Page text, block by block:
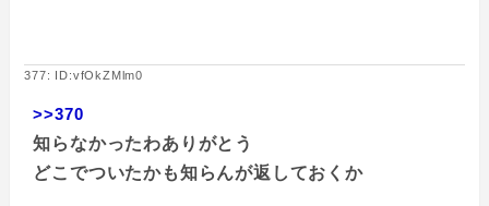
377: ID:vfOkZMlm0
>>370
知らなかったわありがとう
どこでついたかも知らんが返しておくか